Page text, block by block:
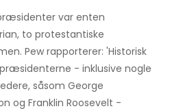
var enten
to protestantiske
Pew rapporterer: 'Historisk
- inklusive nogle
såsom George
og Franklin Roosevelt -